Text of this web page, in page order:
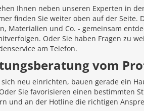
Ihnen neben unseren Experten in
finden Sie weiter oben auf der Seite.
Materialien und Co. - gemeinsam
Oder Sie haben Fragen zu
am Telefon.
vom
neu einrichten, bauen gerade ein
Sie favorisieren einen bestimmten
und an der Hotline die richtigen